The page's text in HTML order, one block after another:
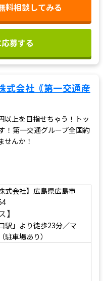
料相談してみる
募する
式会社｟第一交通産
以上を目指せちゃう！トッ
！第一交通グループ全国約
んか！
式会社】広島県広島市
】
駅」より徒歩23分／マ
車場あり）